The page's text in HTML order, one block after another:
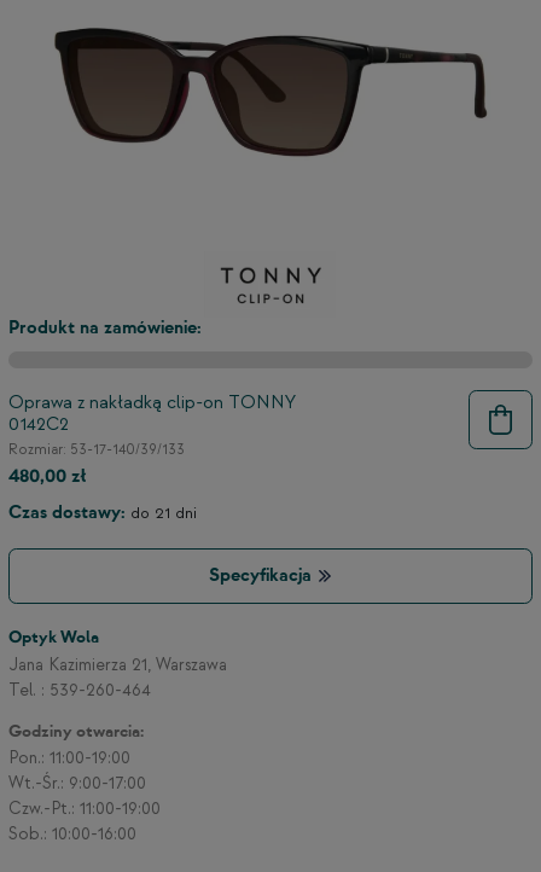
Produkt na zamówienie:
Oprawa z nakładką clip-on TONNY
0142C2
Rozmiar: 53-17-140/39/133
480,00 zł
Czas dostawy: do 21 dni
Specyfikacja
Optyk Wola
Jana Kazimierza 21, Warszawa
Tel. : 539-260-464
Godziny otwarcia:
Pon.: 11:00-19:00
Wt.-Śr.: 9:00-17:00
Czw.-Pt.: 11:00-19:00
Sob.: 10:00-16:00